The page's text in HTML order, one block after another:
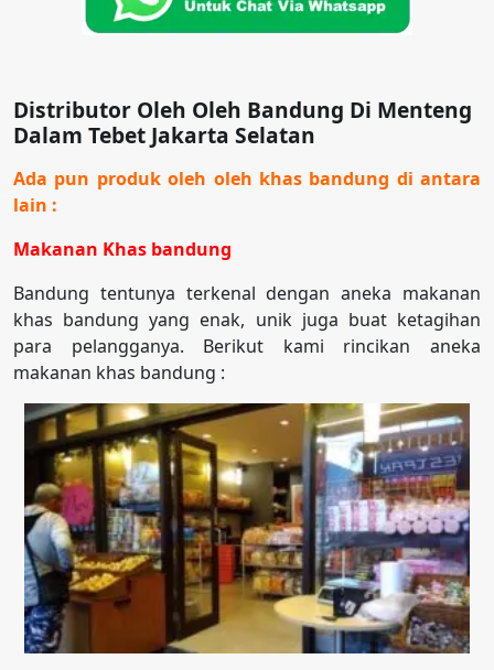
Distributor Oleh Oleh Bandung Di Menteng
Dalam Tebet Jakarta Selatan
Ada pun produk oleh oleh khas bandung di antara
lain :
Makanan Khas bandung
Bandung tentunya terkenal dengan aneka makanan
khas bandung yang enak, unik juga buat ketagihan
para pelangganya. Berikut kami rincikan aneka
makanan khas bandung :